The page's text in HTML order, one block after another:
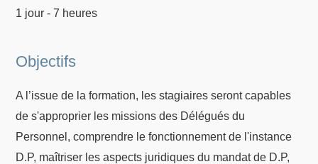
1 jour - 7 heures
Objectifs
A l’issue de la formation, les stagiaires seront capables
de s'approprier les missions des Délégués du
Personnel, comprendre le fonctionnement de l'instance
D.P, maîtriser les aspects juridiques du mandat de D.P,